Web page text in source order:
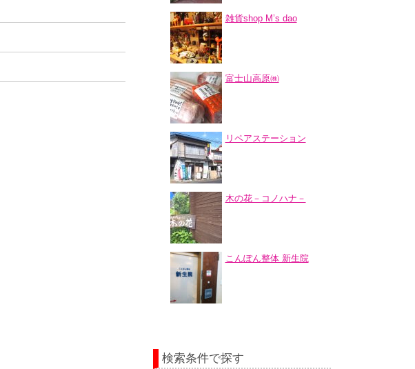
雑貨shop M’s dao
富士山高原㈱
リペアステーション
木の花－コノハナ－
こんぽん整体 新生院
検索条件で探す